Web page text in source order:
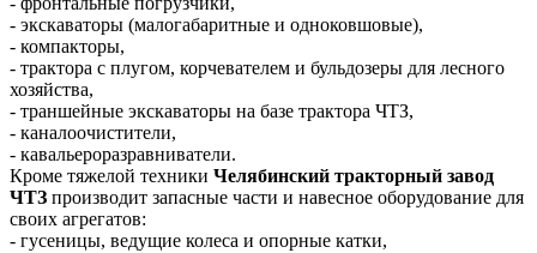
- экскаваторы (малогабаритные и одноковшовые),
- компакторы,
- трактора с плугом, корчевателем и бульдозеры для лесного
хозяйства,
- траншейные экскаваторы на базе трактора ЧТЗ,
- каналоочистители,
- кавальероразравниватели.
Кроме тяжелой техники Челябинский тракторный завод
ЧТЗ производит запасные части и навесное оборудование для
своих агрегатов:
- гусеницы, ведущие колеса и опорные катки,